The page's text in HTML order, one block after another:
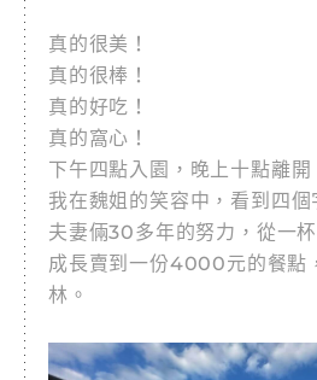
真的很美！
真的很棒！
真的好吃！
真的窩心！
下午四點入園，晚上十點離開
我在魏姐的笑容中，看到四
夫妻倆30多年的努力，從一
成長賣到一份4000元的餐點
林。